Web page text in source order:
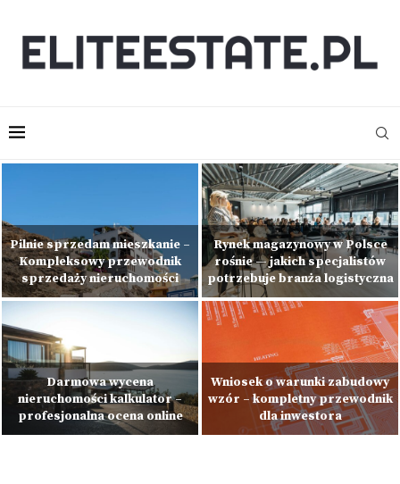
Pilnie sprzedam mieszkanie –
Kompleksowy przewodnik
sprzedaży nieruchomości
Rynek magazynowy w Polsce
rośnie — jakich specjalistów
potrzebuje branża logistyczna
Darmowa wycena
nieruchomości kalkulator –
profesjonalna ocena online
Wniosek o warunki zabudowy
wzór – kompletny przewodnik
dla inwestora